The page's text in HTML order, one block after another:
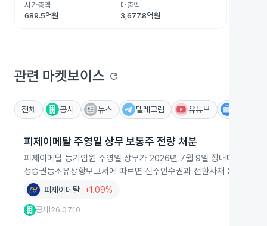
시가총액
689.5억원
매출액
3,677.8억원
관련 마켓보이스 refresh
전체 공시 뉴스 텔레그램 유튜브
피제이메탈 주영일 상무 보통주 전량 처분
피제이메탈 등기임원 주영일 상무가 2026년 7월 9일 장내매도를 통
정증권등소유상황보고서에 따르면 신주인수권과 전환사채 등 기타
피제이메탈 +1.09%
공시 26.07.10